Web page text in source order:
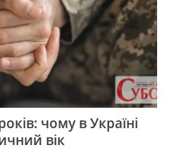
чому в Україні
вік